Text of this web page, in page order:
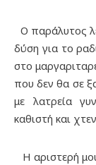
Ο παράλυτος
δύση για το
στο
που δεν θα σε
με λατρεία
καθιστή και
Η αριστερή